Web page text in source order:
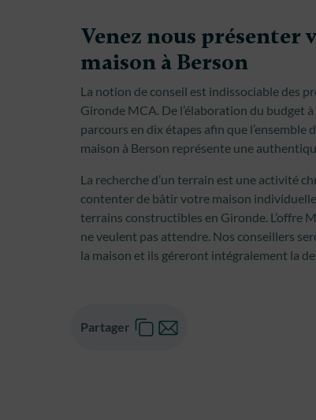
Venez nous
maison à Berson
La notion de conseil est indissociable des
Gironde MCA. De l’élaboration du budget
parcours en dix étapes afin que
maison à Berson représente une
La recherche d’un terrain est une activité
contenter de bâtir votre maison
terrains constructibles en Gironde. L’offre
ne veulent pas attendre. Nos conseillers
la maison et ils géreront intégralement la
Partager